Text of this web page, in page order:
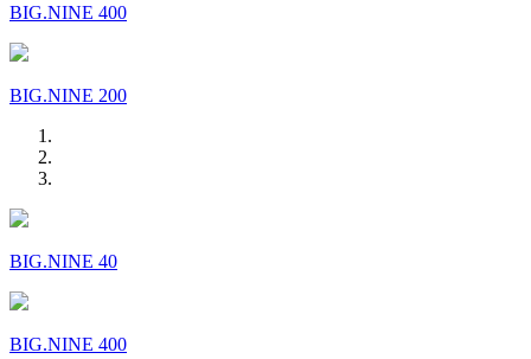
BIG.NINE 400
BIG.NINE 200
BIG.NINE 40
BIG.NINE 400